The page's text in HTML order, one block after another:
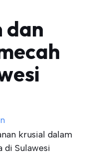
dan
krusial dalam
di Sulawesi